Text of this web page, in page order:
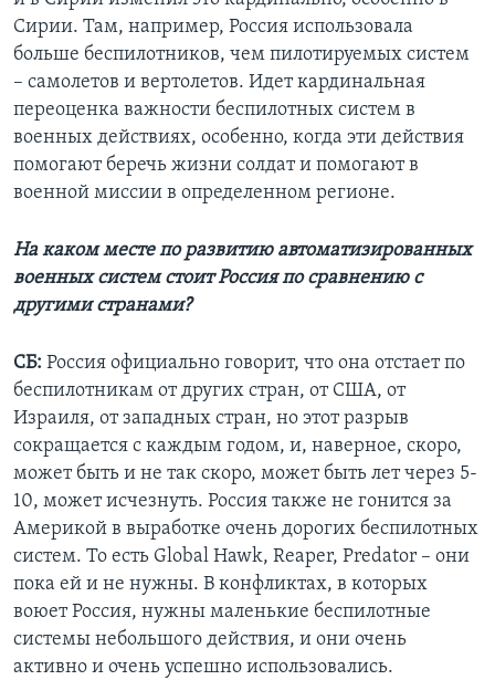
Сирии. Там, например, Россия использовала
больше беспилотников, чем пилотируемых систем
– самолетов и вертолетов. Идет кардинальная
переоценка важности беспилотных систем в
военных действиях, особенно, когда эти действия
помогают беречь жизни солдат и помогают в
военной миссии в определенном регионе.
На каком месте по развитию автоматизированных
военных систем стоит Россия по сравнению с
другими странами?
СБ: Россия официально говорит, что она отстает по
беспилотникам от других стран, от США, от
Израиля, от западных стран, но этот разрыв
сокращается с каждым годом, и, наверное, скоро,
может быть и не так скоро, может быть лет через 5-
10, может исчезнуть. Россия также не гонится за
Америкой в выработке очень дорогих беспилотных
систем. То есть Global Hawk, Reaper, Predator – они
пока ей и не нужны. В конфликтах, в которых
воюет Россия, нужны маленькие беспилотные
системы небольшого действия, и они очень
активно и очень успешно использовались.